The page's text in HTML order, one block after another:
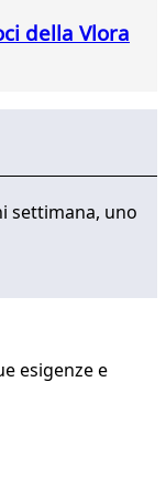
della Vlora
settimana, uno
esigenze e